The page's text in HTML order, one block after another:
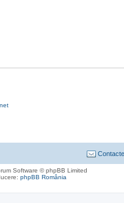
Software © phpBB Limited
phpBB România